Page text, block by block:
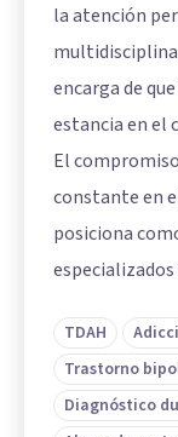
la atención
encarga de
estancia en el
El
constante en
posiciona
TDAH
Trastorno
Diagnóstico